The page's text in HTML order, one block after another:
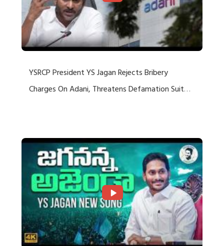
YSRCP President YS Jagan Rejects Bribery
Charges On Adani, Threatens Defamation Suit